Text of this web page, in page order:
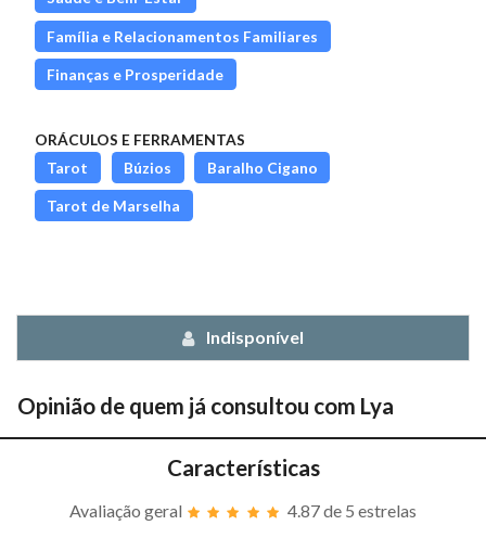
Família e Relacionamentos Familiares
Finanças e Prosperidade
ORÁCULOS E FERRAMENTAS
Tarot
Búzios Baralho Cigano
Tarot de Marselha
Indisponível
Opinião de quem já consultou com Lya
Características
Avaliação geral 4.87de 5 estrelas